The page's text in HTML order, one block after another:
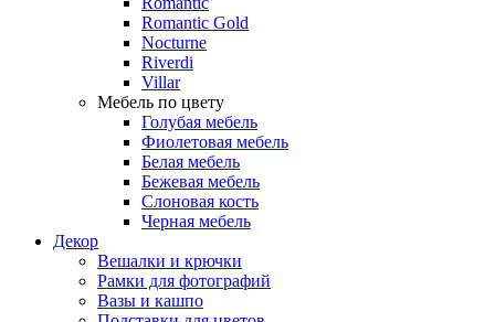
Romantic Gold
Nocturne
Riverdi
Villar
Мебель по цвету
Голубая мебель
Фиолетовая мебель
Белая мебель
Бежевая мебель
Слоновая кость
Черная мебель
Декор
Вешалки и крючки
Рамки для фотографий
Вазы и кашпо